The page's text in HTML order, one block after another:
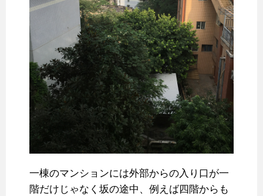
一棟のマンションには外部からの入り口が一
階だけじゃなく坂の途中、例えば四階からも